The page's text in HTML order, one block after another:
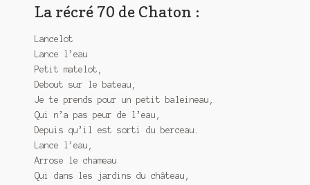
La récré 70 de Chaton :
Lancelot
Lance l’eau
Petit matelot,
Debout sur le bateau,
Je te prends pour un petit baleineau,
Qui n’a pas peur de l’eau,
Depuis qu’il est sorti du berceau.
Lance l’eau,
Arrose le chameau
Qui dans les jardins du château,